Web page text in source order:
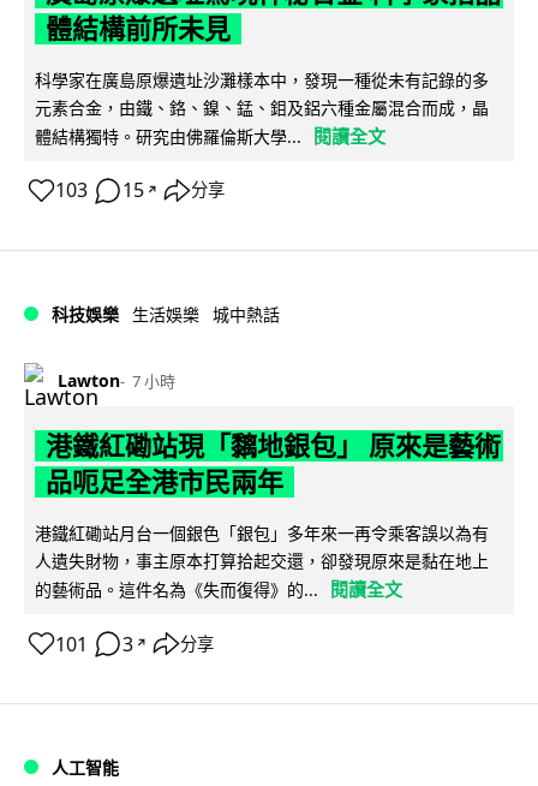
體結構前所未見
科學家在廣島原爆遺址沙灘樣本中，發現一種從未有記錄的多
元素合金，由鐵、鉻、鎳、錳、鉬及鋁六種金屬混合而成，晶
體結構獨特。研究由佛羅倫斯大學...
閱讀全文
103 15 ↗ 分享
科技娛樂 生活娛樂 城中熱話
Lawton 7 小時
港鐵紅磡站現「黐地銀包」 原來是藝術
品呃足全港市民兩年
港鐵紅磡站月台一個銀色「銀包」多年來一再令乘客誤以為有
人遺失財物，事主原本打算拾起交還，卻發現原來是黏在地上
的藝術品。這件名為《失而復得》的...
閱讀全文
101 3 ↗ 分享
人工智能